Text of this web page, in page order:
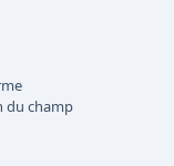
du champ